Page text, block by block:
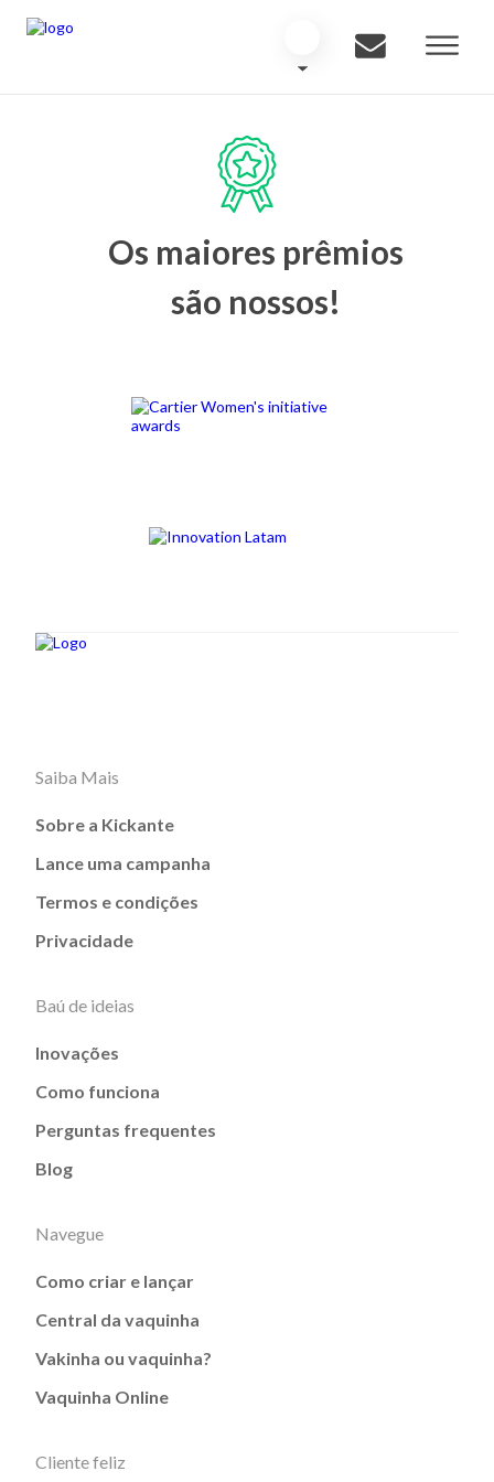
Os maiores prêmios
são nossos!
Saiba Mais
Sobre a Kickante
Lance uma campanha
Termos e condições
Privacidade
Baú de ideias
Inovações
Como funciona
Perguntas frequentes
Blog
Navegue
Como criar e lançar
Central da vaquinha
Vakinha ou vaquinha?
Vaquinha Online
Cliente feliz